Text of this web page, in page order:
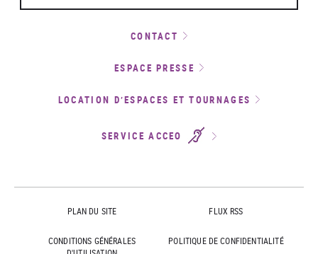
CONTACT
ESPACE PRESSE
LOCATION D’ESPACES ET TOURNAGES
SERVICE ACCEO
PLAN DU SITE FLUX RSS
CONDITIONS GÉNÉRALES
POLITIQUE DE CONFIDENTIALITÉ